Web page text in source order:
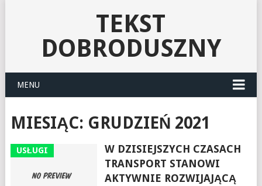
TEKST
DOBRODUSZNY
MENU
MIESIĄC: GRUDZIEŃ 2021
USŁUGI
W DZISIEJSZYCH CZASACH
TRANSPORT STANOWI
AKTYWNIE ROZWIJAJĄCĄ